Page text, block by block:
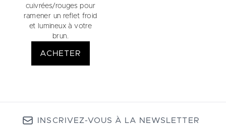
cuivrées/rouges pour
ramener un reflet froid
et lumineux à votre
brun.
ACHETER
INSCRIVEZ-VOUS À LA NEWSLETTER